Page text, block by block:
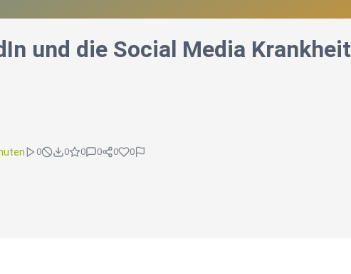
und die Social Media Krankheit
0 0 0 0 0 0